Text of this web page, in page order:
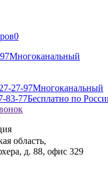
0
Многоканальный
27-97Многоканальный
83-77Бесплатно по
область,
д. 88, офис 329